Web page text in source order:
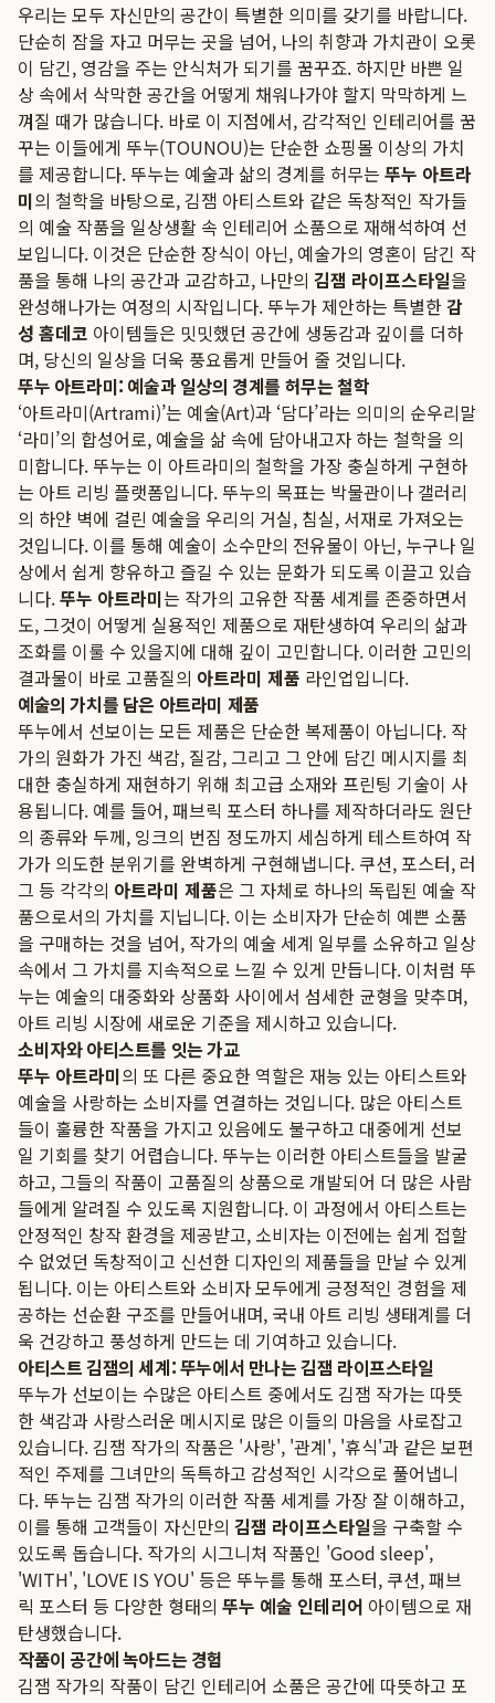
우리는 모두 자신만의 공간이 특별한 의미를 갖기를 바랍니다.
단순히 잠을 자고 머무는 곳을 넘어, 나의 취향과 가치관이 오롯
이 담긴, 영감을 주는 안식처가 되기를 꿈꾸죠. 하지만 바쁜 일
상 속에서 삭막한 공간을 어떻게 채워나가야 할지 막막하게 느
껴질 때가 많습니다. 바로 이 지점에서, 감각적인 인테리어를 꿈
꾸는 이들에게 뚜누(TOUNOU)는 단순한 쇼핑몰 이상의 가치
를 제공합니다. 뚜누는 예술과 삶의 경계를 허무는 뚜누 아트라
미의 철학을 바탕으로, 김잼 아티스트와 같은 독창적인 작가들
의 예술 작품을 일상생활 속 인테리어 소품으로 재해석하여 선
보입니다. 이것은 단순한 장식이 아닌, 예술가의 영혼이 담긴 작
품을 통해 나의 공간과 교감하고, 나만의 김잼 라이프스타일을
완성해나가는 여정의 시작입니다. 뚜누가 제안하는 특별한감
성 홈데코 아이템들은 밋밋했던 공간에 생동감과 깊이를 더하
며, 당신의 일상을 더욱 풍요롭게 만들어 줄 것입니다.
뚜누 아트라미: 예술과 일상의 경계를 허무는 철학
‘아트라미(Artrami)’는 예술(Art)과 ‘담다’라는 의미의 순우리말
‘라미’의 합성어로, 예술을 삶 속에 담아내고자 하는 철학을 의
미합니다. 뚜누는 이 아트라미의 철학을 가장 충실하게 구현하
는 아트 리빙 플랫폼입니다. 뚜누의 목표는 박물관이나 갤러리
의 하얀 벽에 걸린 예술을 우리의 거실, 침실, 서재로 가져오는
것입니다. 이를 통해 예술이 소수만의 전유물이 아닌, 누구나 일
상에서 쉽게 향유하고 즐길 수 있는 문화가 되도록 이끌고 있습
니다.뚜누 아트라미는 작가의 고유한 작품 세계를 존중하면서
도, 그것이 어떻게 실용적인 제품으로 재탄생하여 우리의 삶과
조화를 이룰 수 있을지에 대해 깊이 고민합니다. 이러한 고민의
결과물이 바로 고품질의 아트라미 제품 라인업입니다.
예술의 가치를 담은 아트라미 제품
뚜누에서 선보이는 모든 제품은 단순한 복제품이 아닙니다. 작
가의 원화가 가진 색감, 질감, 그리고 그 안에 담긴 메시지를 최
대한 충실하게 재현하기 위해 최고급 소재와 프린팅 기술이 사
용됩니다. 예를 들어, 패브릭 포스터 하나를 제작하더라도 원단
의 종류와 두께, 잉크의 번짐 정도까지 세심하게 테스트하여 작
가가 의도한 분위기를 완벽하게 구현해냅니다. 쿠션, 포스터, 러
그 등 각각의 아트라미 제품은 그 자체로 하나의 독립된 예술 작
품으로서의 가치를 지닙니다. 이는 소비자가 단순히 예쁜 소품
을 구매하는 것을 넘어, 작가의 예술 세계 일부를 소유하고 일상
속에서 그 가치를 지속적으로 느낄 수 있게 만듭니다. 이처럼 뚜
누는 예술의 대중화와 상품화 사이에서 섬세한 균형을 맞추며,
아트 리빙 시장에 새로운 기준을 제시하고 있습니다.
소비자와 아티스트를 잇는 가교
뚜누 아트라미의 또 다른 중요한 역할은 재능 있는 아티스트와
예술을 사랑하는 소비자를 연결하는 것입니다. 많은 아티스트
들이 훌륭한 작품을 가지고 있음에도 불구하고 대중에게 선보
일 기회를 찾기 어렵습니다. 뚜누는 이러한 아티스트들을 발굴
하고, 그들의 작품이 고품질의 상품으로 개발되어 더 많은 사람
들에게 알려질 수 있도록 지원합니다. 이 과정에서 아티스트는
안정적인 창작 환경을 제공받고, 소비자는 이전에는 쉽게 접할
수 없었던 독창적이고 신선한 디자인의 제품들을 만날 수 있게
됩니다. 이는 아티스트와 소비자 모두에게 긍정적인 경험을 제
공하는 선순환 구조를 만들어내며, 국내 아트 리빙 생태계를 더
욱 건강하고 풍성하게 만드는 데 기여하고 있습니다.
아티스트 김잼의 세계: 뚜누에서 만나는 김잼 라이프스타일
뚜누가 선보이는 수많은 아티스트 중에서도 김잼 작가는 따뜻
한 색감과 사랑스러운 메시지로 많은 이들의 마음을 사로잡고
있습니다. 김잼 작가의 작품은 '사랑', '관계', '휴식'과 같은 보편
적인 주제를 그녀만의 독특하고 감성적인 시각으로 풀어냅니
다. 뚜누는 김잼 작가의 이러한 작품 세계를 가장 잘 이해하고,
이를 통해 고객들이 자신만의 김잼 라이프스타일을 구축할 수
있도록 돕습니다. 작가의 시그니처 작품인 'Good sleep',
'WITH', 'LOVE IS YOU' 등은 뚜누를 통해 포스터, 쿠션, 패브
릭 포스터 등 다양한 형태의 뚜누 예술 인테리어 아이템으로 재
탄생했습니다.
작품이 공간에 녹아드는 경험
김잼 작가의 작품이 담긴 인테리어 소품은 공간에 따뜻하고 포